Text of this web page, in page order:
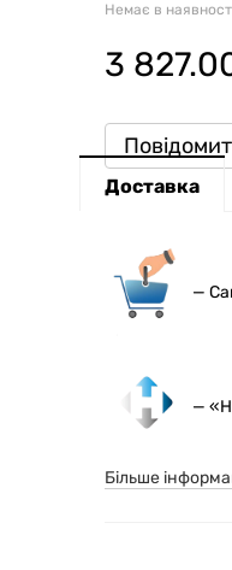
Немає в
3
Доставка
— С
—
Більше